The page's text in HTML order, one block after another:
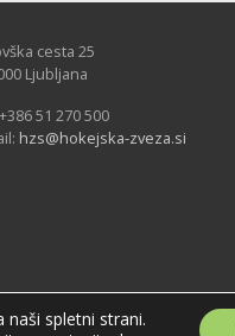
cesta 25
Ljubljana
51 270 500
hzs@hokejska-zveza.si
spletni strani.